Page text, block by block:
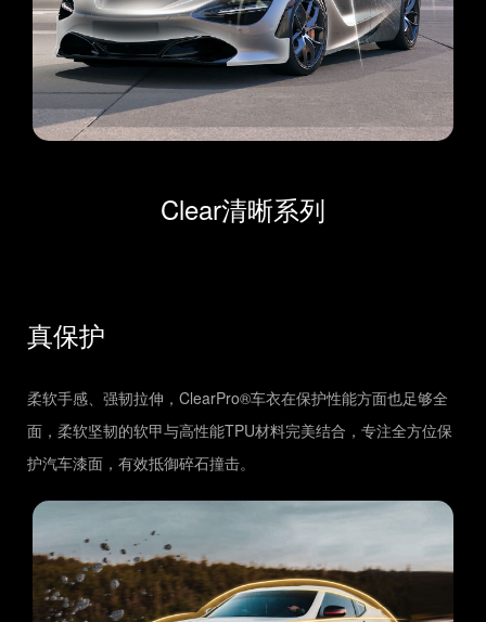
Clear清晰系列
真保护
柔软手感、强韧拉伸，ClearPro®车衣在保护性能方面也足够全
面，柔软坚韧的软甲与高性能TPU材料完美结合，专注全方位保
护汽车漆面，有效抵御碎石撞击。